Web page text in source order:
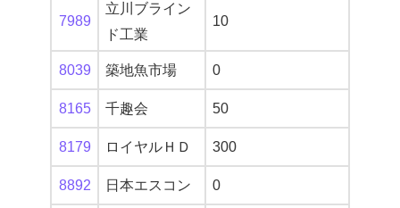
7989
立川ブライン
ド工業
10
8039 築地魚市場 0
8165 千趣会 50
8179 ロイヤルＨＤ 300
8892 日本エスコン 0